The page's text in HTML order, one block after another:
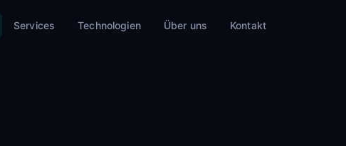
Services Technologien Über uns Kontakt